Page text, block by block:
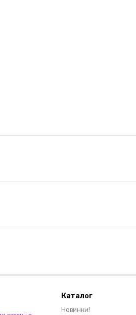
Каталог
Новинки!